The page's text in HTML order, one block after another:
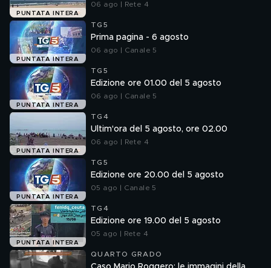
PUNTATA INTERA
06 ago | Rete 4
PUNTATA INTERA
TG5
Prima pagina - 6 agosto
06 ago | Canale 5
PUNTATA INTERA
TG5
Edizione ore 01.00 del 5 agosto
06 ago | Canale 5
PUNTATA INTERA
TG4
Ultim'ora del 5 agosto, ore 02.00
06 ago | Rete 4
PUNTATA INTERA
TG5
Edizione ore 20.00 del 5 agosto
05 ago | Canale 5
PUNTATA INTERA
TG4
Edizione ore 19.00 del 5 agosto
05 ago | Rete 4
QUARTO GRADO